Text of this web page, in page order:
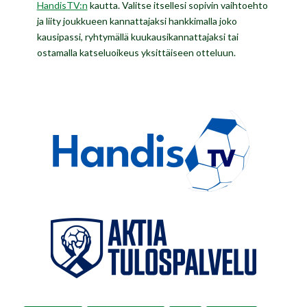
HandisTV:n kautta. Valitse itsellesi sopivin vaihtoehto
ja liity joukkueen kannattajaksi hankkimalla joko
kausipassi, ryhtymällä kuukausikannattajaksi tai
ostamalla katseluoikeus yksittäiseen otteluun.